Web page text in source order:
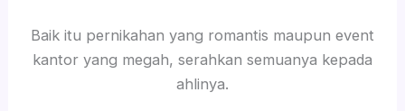
Baik itu pernikahan yang romantis maupun event
kantor yang megah, serahkan semuanya kepada
ahlinya.